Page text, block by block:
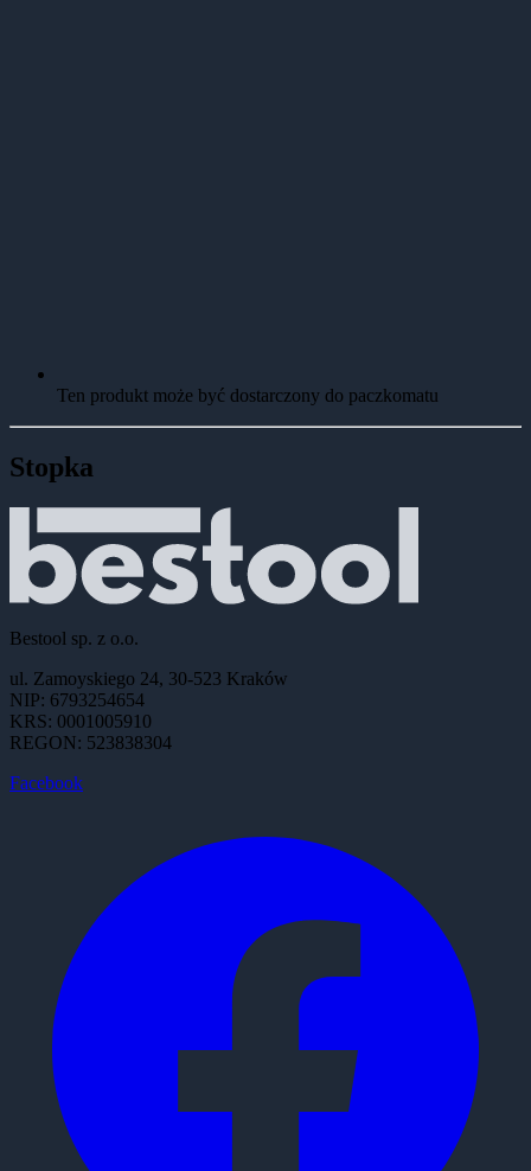
Ten produkt może być dostarczony do paczkomatu
Stopka
Bestool sp. z o.o.
ul. Zamoyskiego 24, 30-523 Kraków
NIP: 6793254654
KRS: 0001005910
REGON: 523838304
Facebook